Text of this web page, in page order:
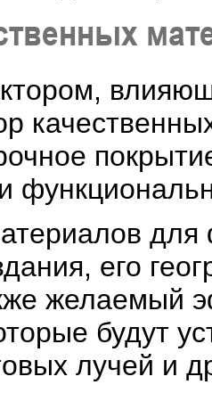
для
его
желаемый
будут
лучей и